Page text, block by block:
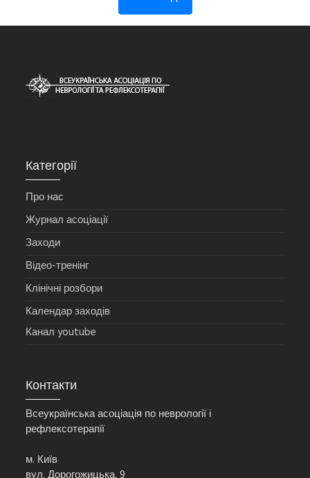
Категорії
Про нас
Журнал асоціації
Заходи
Відео-тренінг
Клінічні розбори
Календар заходів
Канал youtube
Контакти
Всеукраїнська асоціація по неврології і
рефлексотерапії
м. Київ